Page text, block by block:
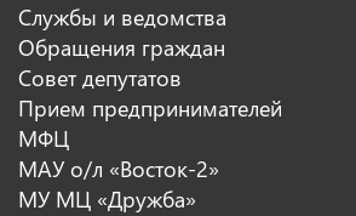
Службы и ведомства
Обращения граждан
Совет депутатов
Прием предпринимателей
МФЦ
МАУ о/л «Восток-2»
МУ МЦ «Дружба»